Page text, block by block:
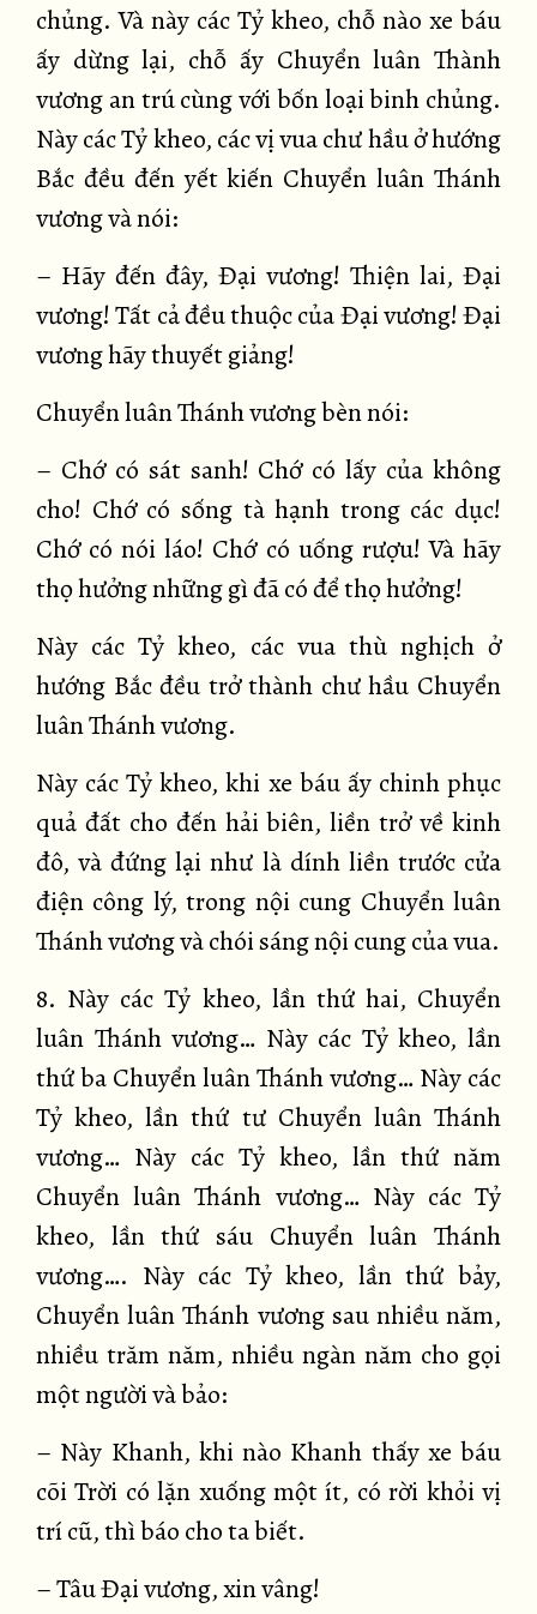
chủng. Và này các Tỷ kheo, chỗ nào xe báu
ấy dừng lại, chỗ ấy Chuyển luân Thành
vương an trú cùng với bốn loại binh chủng.
Này các Tỷ kheo, các vị vua chư hầu ở hướng
Bắc đều đến yết kiến Chuyển luân Thánh
vương và nói:
– Hãy đến đây, Đại vương! Thiện lai, Đại
vương! Tất cả đều thuộc của Đại vương! Đại
vương hãy thuyết giảng!
Chuyển luân Thánh vương bèn nói:
– Chớ có sát sanh! Chớ có lấy của không
cho! Chớ có sống tà hạnh trong các dục!
Chớ có nói láo! Chớ có uống rượu! Và hãy
thọ hưởng những gì đã có để thọ hưởng!
Này các Tỷ kheo, các vua thù nghịch ở
hướng Bắc đều trở thành chư hầu Chuyển
luân Thánh vương.
Này các Tỷ kheo, khi xe báu ấy chinh phục
quả đất cho đến hải biên, liền trở về kinh
đô, và đứng lại như là dính liền trước cửa
điện công lý, trong nội cung Chuyển luân
Thánh vương và chói sáng nội cung của vua.
8. Này các Tỷ kheo, lần thứ hai, Chuyển
luân Thánh vương… Này các Tỷ kheo, lần
thứ ba Chuyển luân Thánh vương… Này các
Tỷ kheo, lần thứ tư Chuyển luân Thánh
vương… Này các Tỷ kheo, lần thứ năm
Chuyển luân Thánh vương… Này các Tỷ
kheo, lần thứ sáu Chuyển luân Thánh
vương…. Này các Tỷ kheo, lần thứ bảy,
Chuyển luân Thánh vương sau nhiều năm,
nhiều trăm năm, nhiều ngàn năm cho gọi
một người và bảo:
– Này Khanh, khi nào Khanh thấy xe báu
cõi Trời có lặn xuống một ít, có rời khỏi vị
trí cũ, thì báo cho ta biết.
– Tâu Đại vương, xin vâng!